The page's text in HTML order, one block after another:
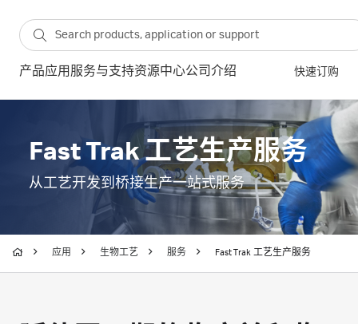
产品应用 服务与支持资源中心公司介绍 快速订购
Fast Trak 工艺生产服务
从工艺开发到桥接生产一站式服务
应用 生物工艺 服务 Fast Trak 工艺生产服务